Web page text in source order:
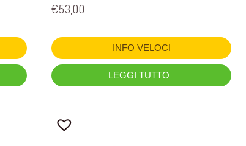
€53,00
INFO VELOCI
LEGGI TUTTO